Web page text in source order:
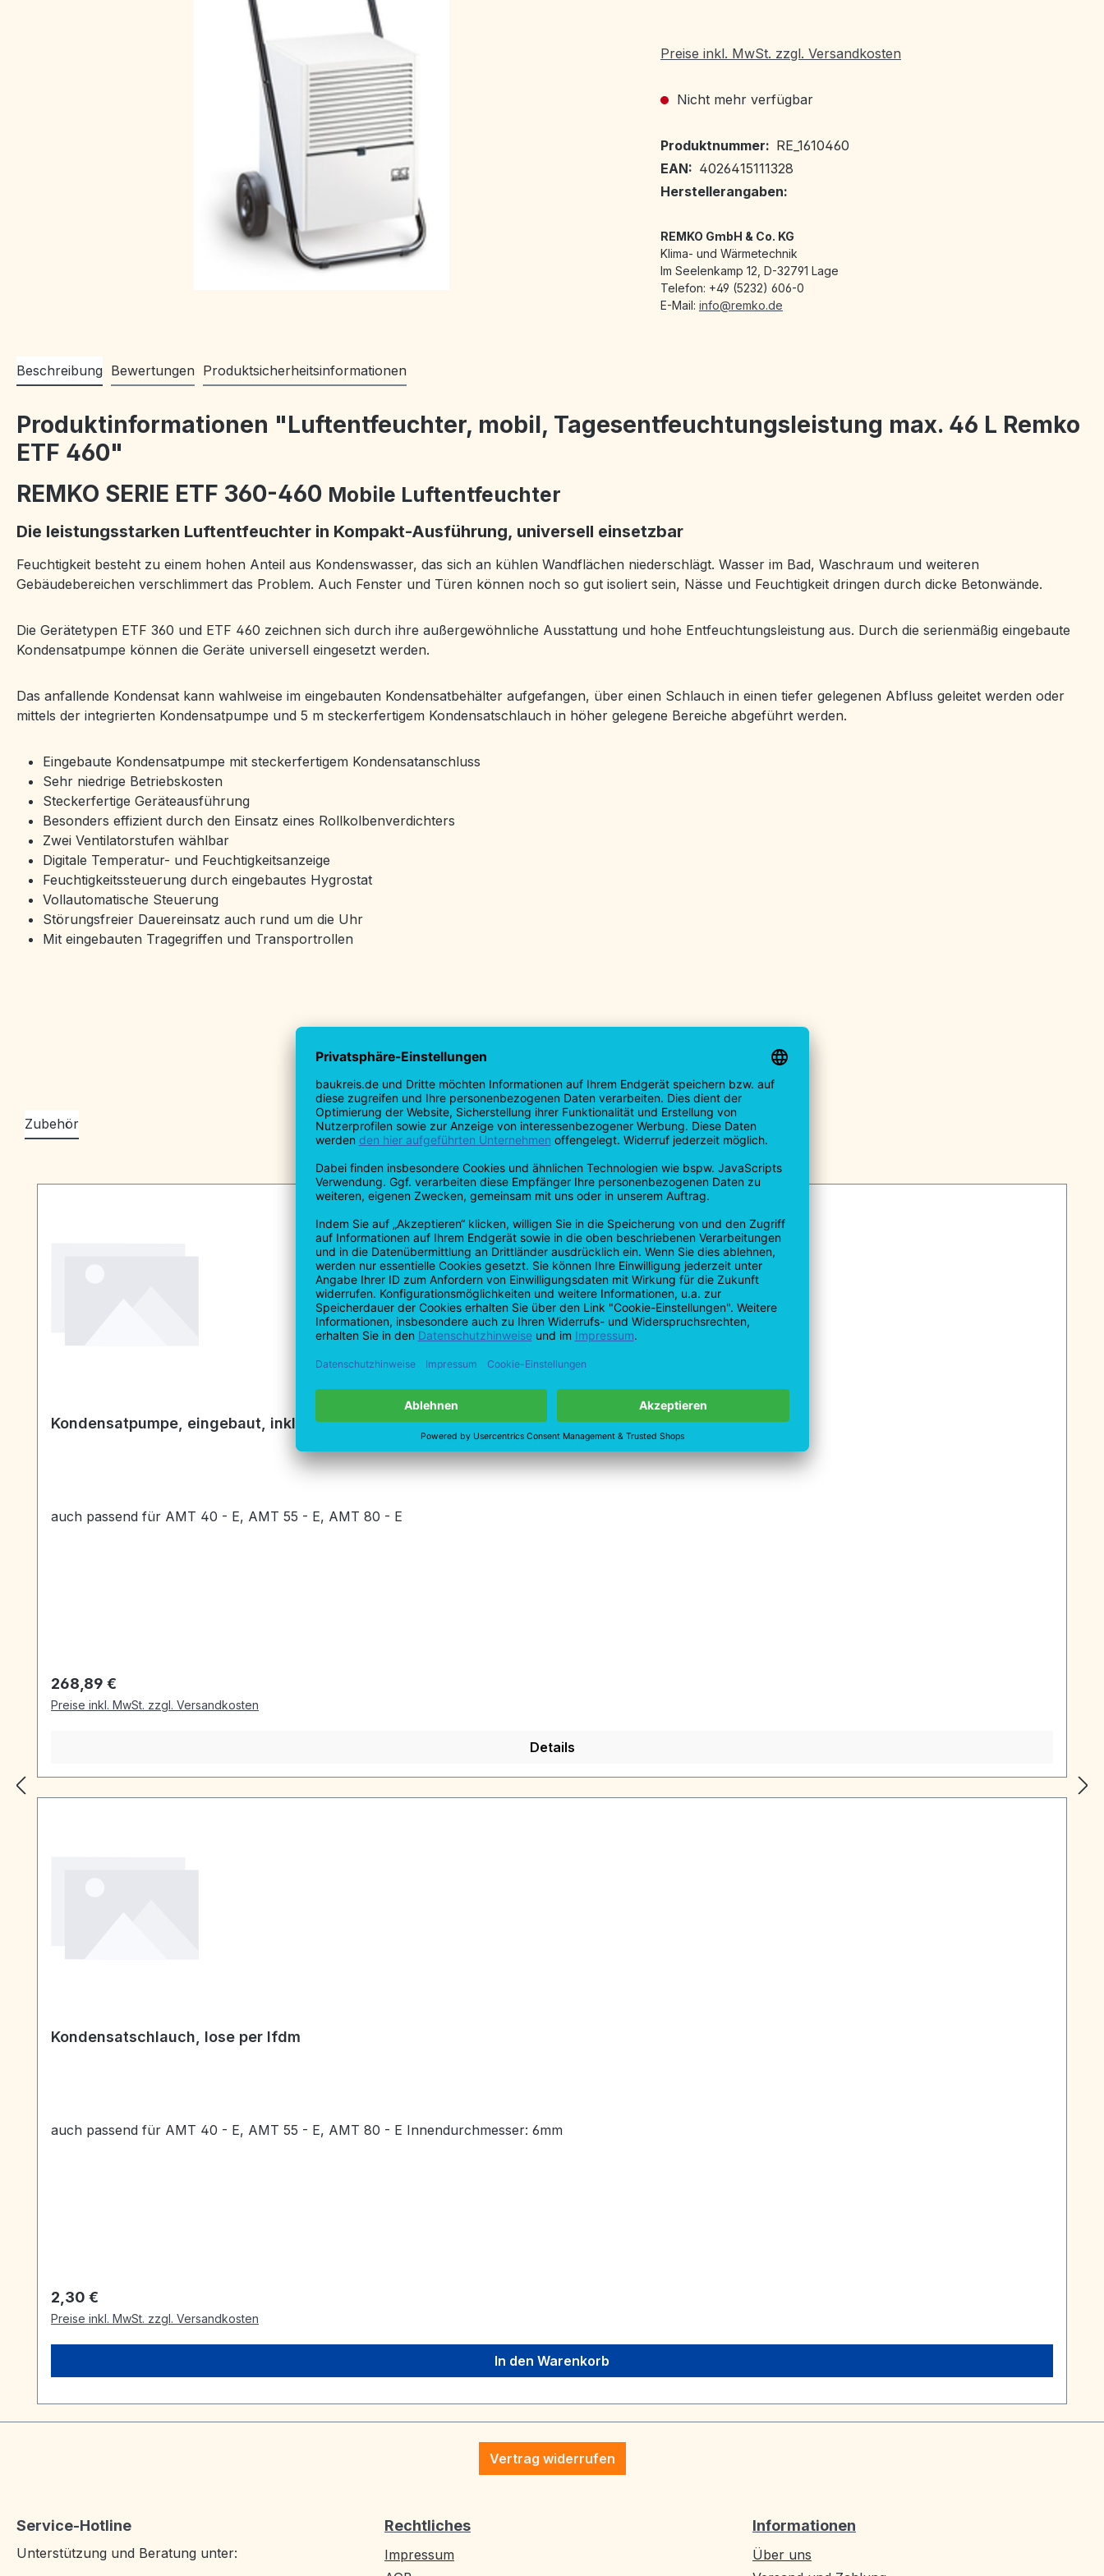
Preise inkl. MwSt. zzgl. Versandkosten
Nicht mehr verfügbar
Produktnummer: RE_1610460
EAN: 4026415111328
Herstellerangaben:
REMKO GmbH & Co. KG
Klima- und Wärmetechnik
Im Seelenkamp 12, D-32791 Lage
Telefon: +49 (5232) 606-0
E-Mail: info@​remko.de
Beschreibung Bewertungen Produktsicherheitsinformationen
Produktinformationen "Luftentfeuchter, mobil, Tagesentfeuchtungsleistung max. 46 L Remko
ETF 460"
REMKO SERIE ETF 360-460 Mobile Luftentfeuchter
Die leistungsstarken Luftentfeuchter in Kompakt-Ausführung, universell einsetzbar
Feuchtigkeit besteht zu einem hohen Anteil aus Kondenswasser, das sich an kühlen Wandflächen niederschlägt. Wasser im Bad, Waschraum und weiteren
Gebäudebereichen verschlimmert das Problem. Auch Fenster und Türen können noch so gut isoliert sein, Nässe und Feuchtigkeit dringen durch dicke Betonwände.
Die Gerätetypen ETF 360 und ETF 460 zeichnen sich durch ihre außergewöhnliche Ausstattung und hohe Entfeuchtungsleistung aus. Durch die serienmäßig eingebaute
Kondensatpumpe können die Geräte universell eingesetzt werden.
Das anfallende Kondensat kann wahlweise im eingebauten Kondensatbehälter aufgefangen, über einen Schlauch in einen tiefer gelegenen Abfluss geleitet werden oder
mittels der integrierten Kondensatpumpe und 5 m steckerfertigem Kondensatschlauch in höher gelegene Bereiche abgeführt werden.
Eingebaute Kondensatpumpe mit steckerfertigem Kondensatanschluss
Sehr niedrige Betriebskosten
Steckerfertige Geräteausführung
Besonders effizient durch den Einsatz eines Rollkolbenverdichters
Zwei Ventilatorstufen wählbar
Digitale Temperatur- und Feuchtigkeitsanzeige
Feuchtigkeitssteuerung durch eingebautes Hygrostat
Vollautomatische Steuerung
Störungsfreier Dauereinsatz auch rund um die Uhr
Mit eingebauten Tragegriffen und Transportrollen
Zubehör
Kondensatpumpe, eingebaut, inkl. 10 m Kondensatschlauch passend für ETF 320, ETF 400 u. ETF 550
auch passend für AMT 40 - E, AMT 55 - E, AMT 80 - E
Regulärer Preis:
268,89 €
Preise inkl. MwSt. zzgl. Versandkosten
Details
Kondensatschlauch, lose per lfdm
auch passend für AMT 40 - E, AMT 55 - E, AMT 80 - E Innendurchmesser: 6mm
Regulärer Preis:
2,30 €
Preise inkl. MwSt. zzgl. Versandkosten
In den Warenkorb
Vertrag widerrufen
Service-Hotline
Unterstützung und Beratung unter:
Rechtliches
Impressum
Informationen
Über uns